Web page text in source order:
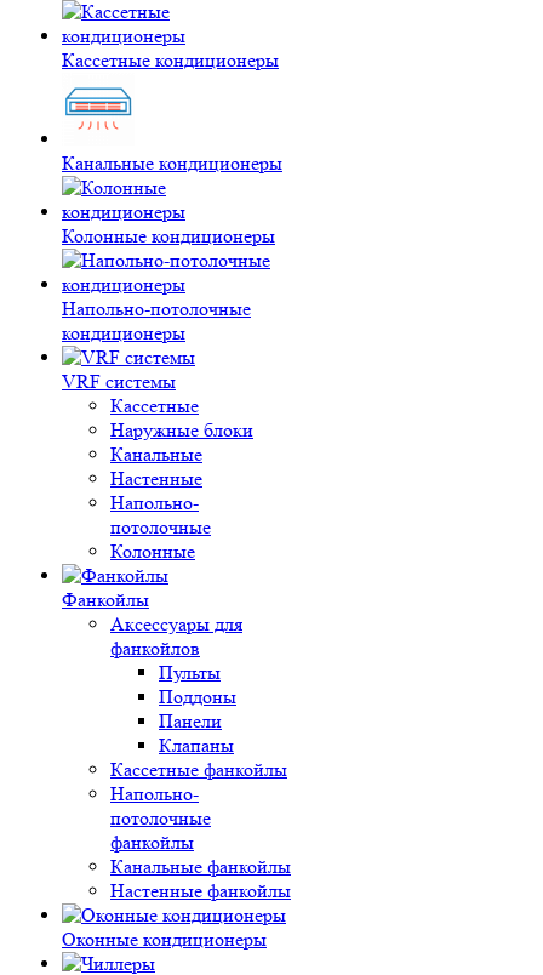
Кассетные кондиционеры
Канальные кондиционеры
Колонные кондиционеры
Напольно-потолочные
кондиционеры
VRF системы
Кассетные
Наружные блоки
Канальные
Настенные
Напольно-
потолочные
Колонные
Фанкойлы
Аксессуары для
фанкойлов
Пульты
Поддоны
Панели
Клапаны
Кассетные фанкойлы
Напольно-
потолочные
фанкойлы
Канальные фанкойлы
Настенные фанкойлы
Оконные кондиционеры